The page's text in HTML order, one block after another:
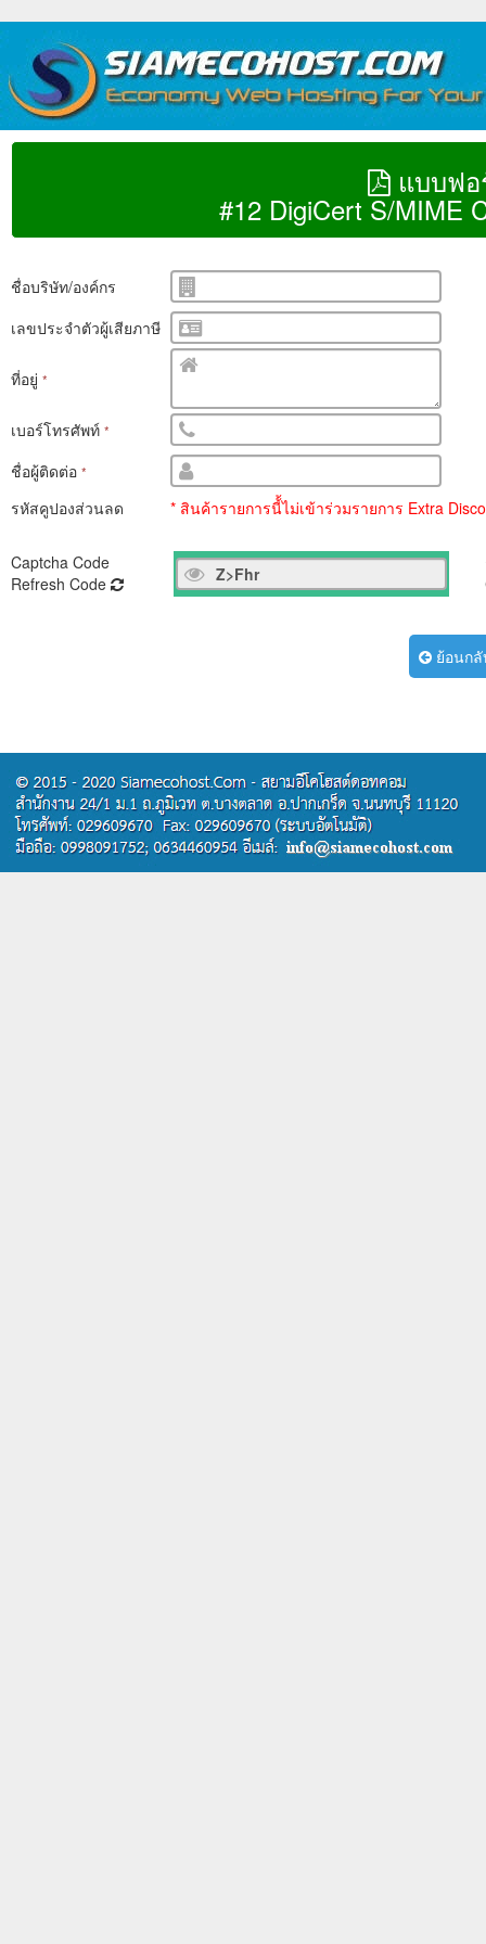
แบบฟอ
#12 DigiCert S/MIME
ชื่อบริษัท/องค์กร
เลขประจำตัวผู้เสียภาษี
ที่อยู่ *
เบอร์โทรศัพท์ *
ชื่อผู้ติดต่อ *
รหัสคูปองส่วนลด * สินค้ารายการนี้้ไม่เข้าร่วมรายการ Extra
Captcha Code
Refresh Code
ย้อนก